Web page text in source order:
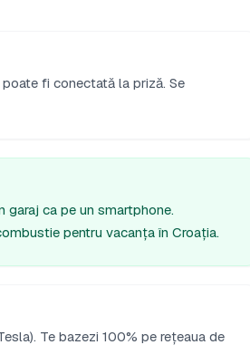
fi conectată la priză. Se
garaj ca pe un smartphone.
pentru vacanța în Croația.
Te bazezi 100% pe rețeaua de